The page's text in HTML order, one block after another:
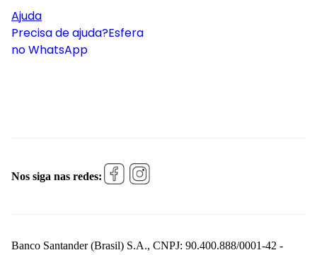
Ajuda
Precisa de ajuda?Esfera
no WhatsApp
Nos siga nas redes:
Banco Santander (Brasil) S.A., CNPJ: 90.400.888/0001-42 -